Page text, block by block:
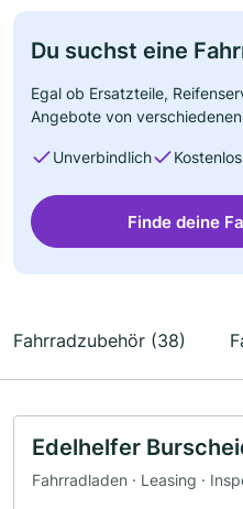
Du suchst eine
Egal ob Ersatzteile,
Angebote von
Unverbindlich Kostenlos
Finde deine
Fahrradzubehör (38)
Edelhelfer
Fahrradladen · Leasing ·